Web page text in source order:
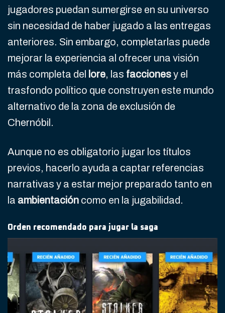
jugadores puedan sumergirse en su universo
sin necesidad de haber jugado a las entregas
anteriores. Sin embargo, completarlas puede
mejorar la experiencia al ofrecer una visión
más completa del
lore, las faccionesy el
trasfondo político que construyen este mundo
alternativo de la zona de exclusión de
Chernóbil.
Aunque no es obligatorio jugar los títulos
previos, hacerlo ayuda a captar referencias
narrativas y a estar mejor preparado tanto en
la ambientación como en la jugabilidad.
Orden recomendado para jugar la saga